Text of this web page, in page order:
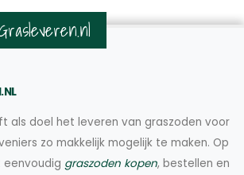
als doel het leveren van graszoden voor
zo makkelijk mogelijk te maken. Op
eenvoudig graszoden kopen, bestellen en